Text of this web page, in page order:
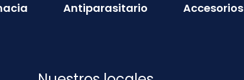
Antiparasitario Accesorios